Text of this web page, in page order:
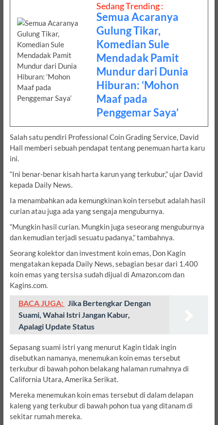
Sedang Trending :
Semua Acaranya
Gulung Tikar,
Komedian Sule
Mendadak Pamit
Mundur dari Dunia
Hiburan: ‘Mohon
Maaf pada
Penggemar Saya’
Salah satu pendiri Professional Coin Grading Service, David
Hall memberi sebuah pendapat tentang penemuan harta karu
ini.
“Ini benar-benar kisah harta karun yang terkubur,” ujar David
kepada Daily News.
Ia menambahkan ada kemungkinan koin tersebut adalah hasil
curian atau juga ada yang sengaja menguburnya.
“Mungkin hasil curian. Mungkin juga seseorang menguburnya
dan kemudian terjadi sesuatu padanya,” tambahnya.
Seorang kolektor dan investment koin emas, Don Kagin
mengatakan kepada Daily News, sebagian besar dari 1.400
koin emas yang tersisa sudah dijual di Amazon.com dan
Kagins.com.
BACA JUGA: Jika Bertengkar Dengan
Suami, Wahai Istri Jangan Kabur,
Apalagi Update Status
Sepasang suami istri yang menurut Kagin tidak ingin
disebutkan namanya, menemukan koin emas tersebut
terkubur di bawah pohon belakang halaman rumahnya di
California Utara, Amerika Serikat.
Mereka menemukan koin emas tersebut di dalam delapan
kaleng yang terkubur di bawah pohon tua yang ditanam di
sekitar rumah mereka.